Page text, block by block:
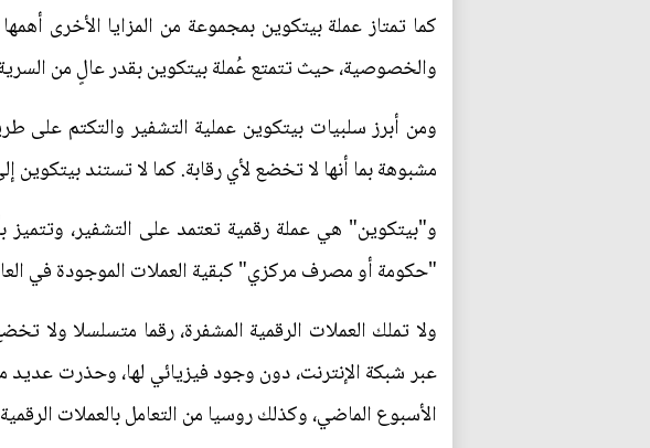
كما تمتاز عملة بيتكوين بمجموعة من المزايا الأخرى
والخصوصية، حيث تتمتع عُملة بيتكوين بقدر عالٍ من
ومن أبرز سلبيات بيتكوين عملية التشفير والتكتم على
مشبوهة بما أنها لا تخضع لأي رقابة. كما لا تستند
و"بيتكوين" هي عملة رقمية تعتمد على التشفير،
"حكومة أو مصرف مركزي" كبقية العملات الموجودة في
ولا تملك العملات الرقمية المشفرة، رقما متسلسلا ولا
عبر شبكة الإنترنت، دون وجود فيزيائي لها، وحذرت عديد
الأسبوع الماضي، وكذلك روسيا من التعامل بالعملات